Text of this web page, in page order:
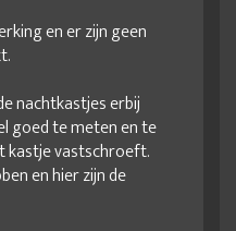
en er zijn geen
nachtkastjes erbij
goed te meten en te
kastje vastschroeft.
en hier zijn de